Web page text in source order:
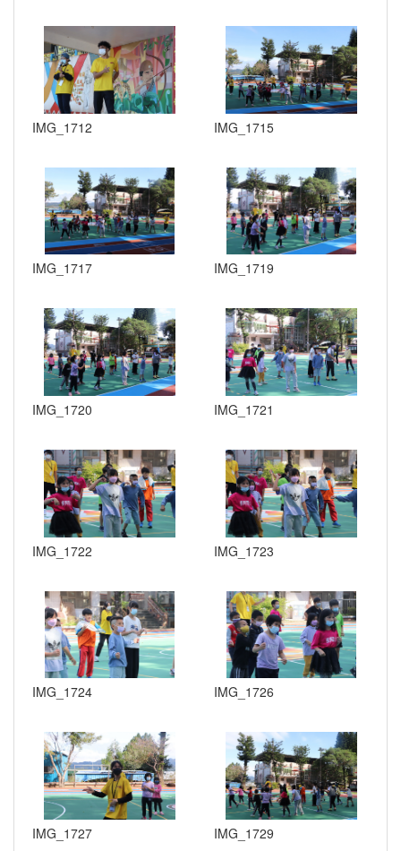
IMG_1712 IMG_1715
IMG_1717 IMG_1719
IMG_1720 IMG_1721
IMG_1722 IMG_1723
IMG_1724 IMG_1726
IMG_1727 IMG_1729